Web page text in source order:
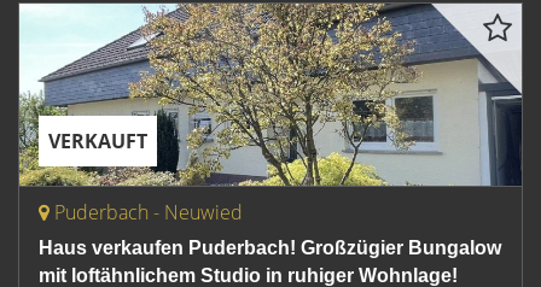
VERKAUFT
Puderbach - Neuwied
Haus verkaufen Puderbach! Großzügier Bungalow
mit loftähnlichem Studio in ruhiger Wohnlage!